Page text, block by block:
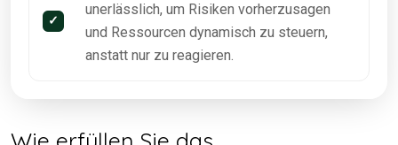
unerlässlich, um Risiken vorherzusagen
und Ressourcen dynamisch zu steuern,
anstatt nur zu reagieren.